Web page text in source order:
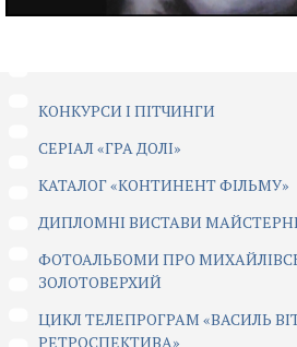
КОНКУРСИ І ПІТЧИНГИ
CЕРІАЛ «ГРА ДОЛІ»
КАТАЛОГ «КОНТИНЕНТ ФІЛЬМУ»
ДИПЛОМНІ ВИСТАВИ
ФОТОАЛЬБОМИ ПРО
ЗОЛОТОВЕРХИЙ
ЦИКЛ ТЕЛЕПРОГРАМ «ВАСИЛЬ
РЕТРОСПЕКТИВА»